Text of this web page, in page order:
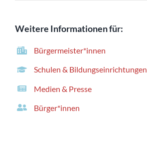
Weitere Informationen für:
Bürgermeister*innen
Schulen & Bildungseinrichtungen
Medien & Presse
Bürger*innen